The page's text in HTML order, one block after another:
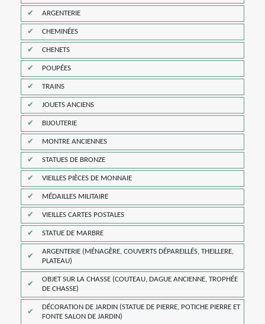
ARGENTERIE
CHEMINÉES
CHENETS
POUPÉES
TRAINS
JOUETS ANCIENS
BIJOUTERIE
MONTRE ANCIENNES
STATUES DE BRONZE
VIEILLES PIÈCES DE MONNAIE
MÉDAILLES MILITAIRE
VIEILLES CARTES POSTALES
STATUE DE MARBRE
ARGENTERIE (MÉNAGÈRE, COUVERTS DÉPAREILLÉS, THEILLERE,
PLATEAU)
OBJET SUR LA CHASSE (COUTEAU, DAGUE ANCIENNE, TROPHÉE
DE CHASSE)
DÉCORATION DE JARDIN (STATUE DE PIERRE, POTICHE PIERRE ET
FONTE SALON DE JARDIN)